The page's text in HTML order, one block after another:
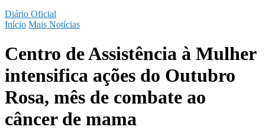
Diário Oficial
Início Mais Notícias
Centro de Assistência à Mulher
intensifica ações do Outubro
Rosa, mês de combate ao
câncer de mama